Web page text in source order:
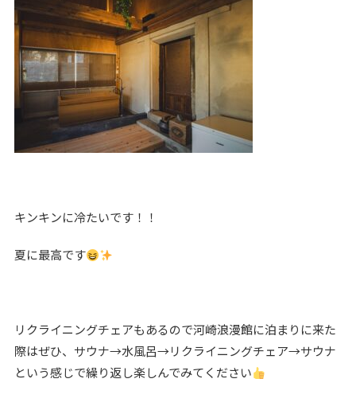
キンキンに冷たいです！！
夏に最高です
リクライニングチェアもあるので河崎浪漫館に泊まりに来た
際はぜひ、サウナ→水風呂→リクライニングチェア→サウナ
という感じで繰り返し楽しんでみてください